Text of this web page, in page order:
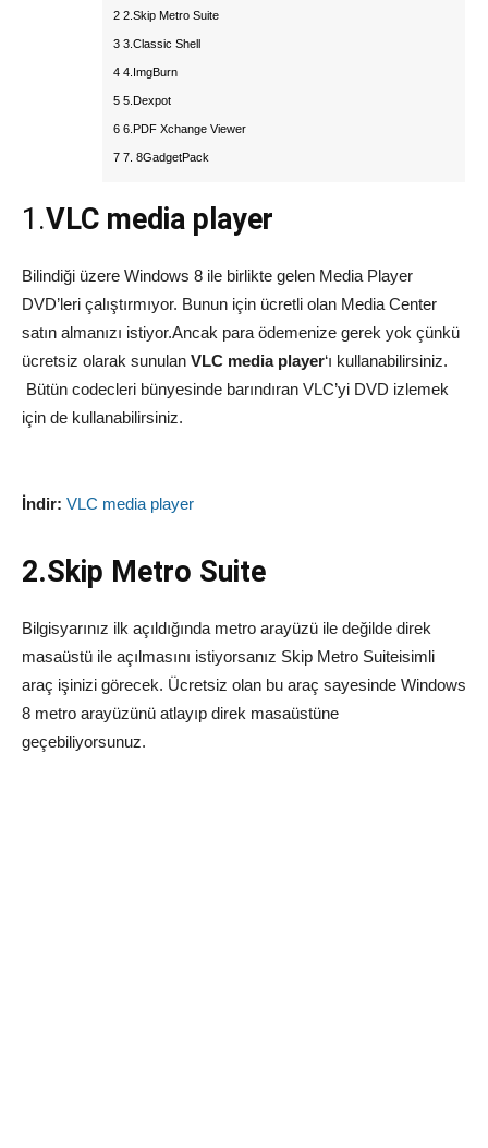
2 2.Skip Metro Suite
3 3.Classic Shell
4 4.ImgBurn
5 5.Dexpot
6 6.PDF Xchange Viewer
7 7. 8GadgetPack
1.VLC media player
Bilindiği üzere Windows 8 ile birlikte gelen Media Player
DVD’leri çalıştırmıyor. Bunun için ücretli olan Media Center
satın almanızı istiyor.Ancak para ödemenize gerek yok çünkü
ücretsiz olarak sunulan VLC media player‘ı kullanabilirsiniz.
Bütün codecleri bünyesinde barındıran VLC’yi DVD izlemek
için de kullanabilirsiniz.
İndir: VLC media player
2.Skip Metro Suite
Bilgisyarınız ilk açıldığında metro arayüzü ile değilde direk
masaüstü ile açılmasını istiyorsanız Skip Metro Suiteisimli
araç işinizi görecek. Ücretsiz olan bu araç sayesinde Windows
8 metro arayüzünü atlayıp direk masaüstüne
geçebiliyorsunuz.